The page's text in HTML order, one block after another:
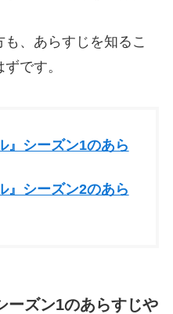
、あらすじを知るこ
です。
』シーズン1のあら
』シーズン2のあら
ーズン1のあらすじや